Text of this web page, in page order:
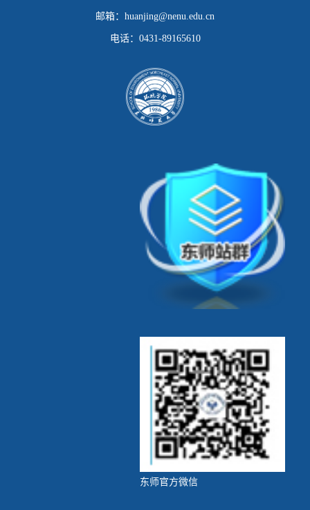
邮箱： huanjing@nenu.edu.cn
电话： 0431-89165610
东师官方微信